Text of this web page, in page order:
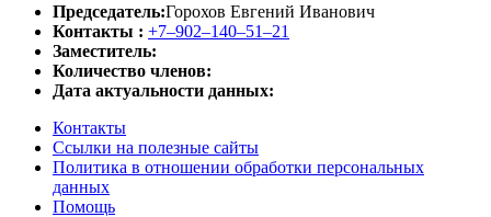
Председатель:Горохов Евгений Иванович
Контакты : +7‒902‒140‒51‒21
Заместитель:
Количество членов:
Дата актуальности данных:
Контакты
Ссылки на полезные сайты
Политика в отношении обработки персональных
данных
Помощь